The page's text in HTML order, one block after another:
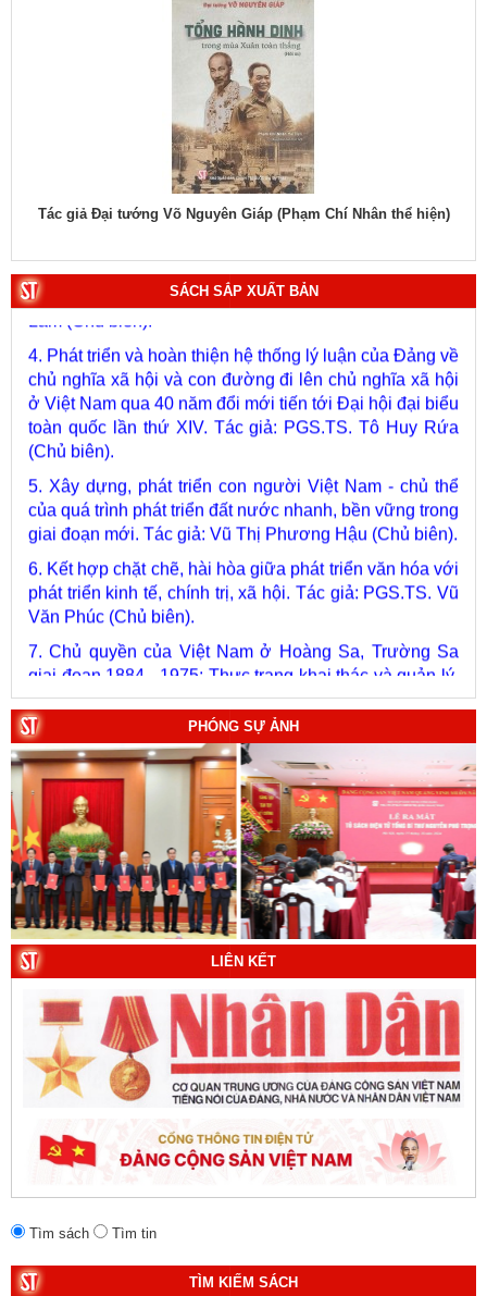
Tác giả Đại tướng Võ Nguyên Giáp (Phạm Chí Nhân thể hiện)
SÁCH SẮP XUẤT BẢN
1. Bác Hồ ở Pháp. Tác giả: Bảo tàng Hồ Chí Minh.
2. Lịch sử Chính phủ (5 tập). Tác giả: Ban Chỉ đạo biên
soạn lịch sử Chính phủ.
vươn mình của dân tộc. Tác giả: PGS.TS. Vũ Trọng
Lâm (Chủ biên).
4. Phát triển và hoàn thiện hệ thống lý luận của Đảng về
chủ nghĩa xã hội và con đường đi lên chủ nghĩa xã hội
ở Việt Nam qua 40 năm đổi mới tiến tới Đại hội đại biểu
toàn quốc lần thứ XIV. Tác giả: PGS.TS. Tô Huy Rứa
(Chủ biên).
5. Xây dựng, phát triển con người Việt Nam - chủ thể
của quá trình phát triển đất nước nhanh, bền vững trong
giai đoạn mới. Tác giả: Vũ Thị Phương Hậu (Chủ biên).
6. Kết hợp chặt chẽ, hài hòa giữa phát triển văn hóa với
phát triển kinh tế, chính trị, xã hội. Tác giả: PGS.TS. Vũ
Văn Phúc (Chủ biên).
7. Chủ quyền của Việt Nam ở Hoàng Sa, Trường Sa
giai đoạn 1884 - 1975: Thực trạng khai thác và quản lý.
Tác giả: Thượng tướng, PGS.TS. Trần Quốc Tỏ (Chủ
8. Hà Nội - Thành phố Hồ Chí Minh: Dấu ấn lịch sử qua
từng khoảnh khắc (Song ngữ Việt - Anh). Tác giả: Tập
thể tác giả.
9. Đường Hồ Chí Minh trên biển - Bản hùng ca bất diệt
của dân tộc Việt Nam. Tác giả: TS. Vũ Trọng Hùng
(Viện Lịch sử Đảng).
10. Một vành đai, một con đường: Hành trình dài của
Trung Quốc đến năm 2049 (Sách tham khảo).Tác
giả:Michael H. Glantz, Robert J. Ross và Gavin G.
Daugherty (Đồng tác giả).
PHÓNG SỰ ẢNH
LIÊN KẾT
Tìm sách Tìm tin
TÌM KIẾM SÁCH